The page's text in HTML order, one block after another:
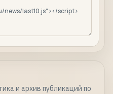
и архив публикаций по